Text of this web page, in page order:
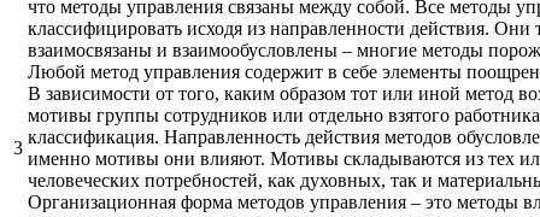
3
что методы управления связаны между собой. Все методы
классифицировать исходя из направленности действия. Они
взаимосвязаны и взаимообусловлены – многие методы
Любой метод управления содержит в себе элементы
В зависимости от того, каким образом тот или иной метод
мотивы группы сотрудников или отдельно взятого
классификация. Направленность действия методов
именно мотивы они влияют. Мотивы складываются из тех
человеческих потребностей, как духовных, так и
Организационная форма методов управления – это методы